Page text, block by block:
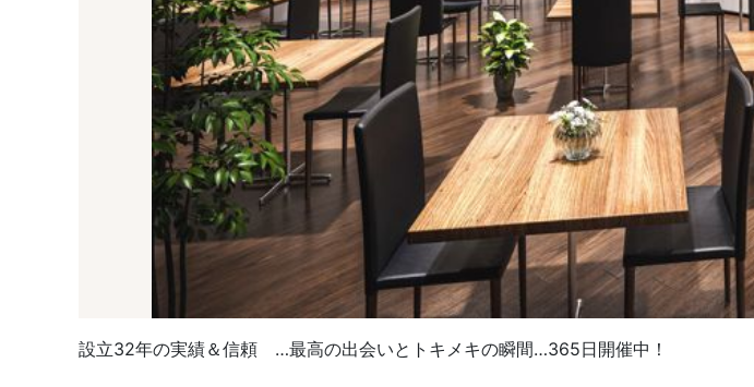
設立32年の実績＆信頼 …最高の出会いとトキメキの瞬間…365日開催中！